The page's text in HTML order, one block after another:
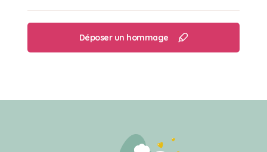
Déposer un hommage